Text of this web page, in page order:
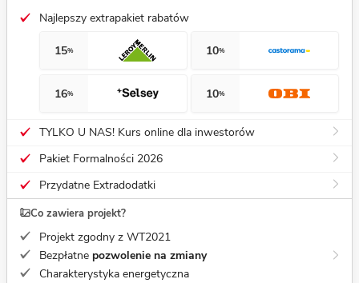
Najlepszy extrapakiet rabatów
15% 10%
16% 10%
TYLKO U NAS! Kurs online dla inwestorów
Pakiet Formalności 2026
Przydatne Extradodatki
Co zawiera projekt?
Projekt zgodny z WT2021
Bezpłatne pozwolenie na zmiany
Charakterystyka energetyczna